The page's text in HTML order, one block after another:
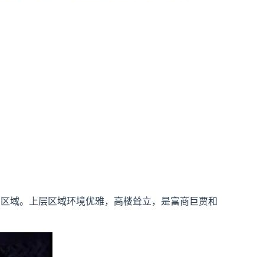
域。上层区域环境优雅，高楼耸立，是富商巨贾和